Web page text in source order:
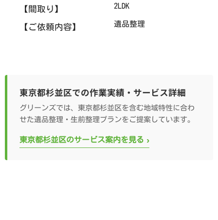
【間取り】 2LDK
【ご依頼内容】 遺品整理
東京都杉並区での作業実績・サービス詳細
グリーンズでは、東京都杉並区を含む地域特性に合わ
せた遺品整理・生前整理プランをご提案しています。
東京都杉並区のサービス案内を見る ›